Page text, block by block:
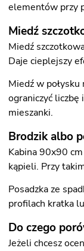
elementów przy
Miedź
Miedź
Daje cieplejszy
Miedź w
ograniczyć liczbę
mieszanki.
Brodzik albo
Kabina 90x90
kąpieli. Przy
Posadzka ze
profilach kratka
Do czego
Jeżeli chcesz